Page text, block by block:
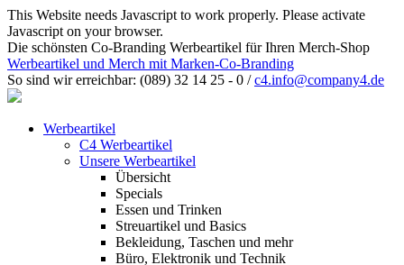
This Website needs Javascript to work properly. Please activate
Javascript on your browser.
Die schönsten Co-Branding Werbeartikel für Ihren Merch-Shop
Werbeartikel und Merch mit Marken-Co-Branding
So sind wir erreichbar: (089) 32 14 25 - 0 /c4.info@company4.de
Werbeartikel
C4 Werbeartikel
Unsere Werbeartikel
Übersicht
Specials
Essen und Trinken
Streuartikel und Basics
Bekleidung, Taschen und mehr
Büro, Elektronik und Technik